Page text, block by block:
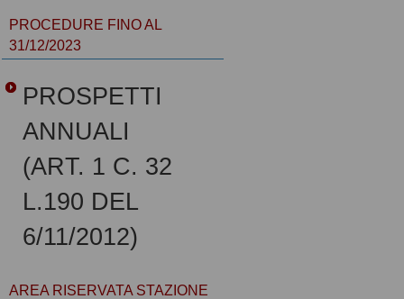
PROCEDURE FINO AL
31/12/2023
PROSPETTI
ANNUALI
(ART. 1 C. 32
L.190 DEL
6/11/2012)
AREA RISERVATA STAZIONE